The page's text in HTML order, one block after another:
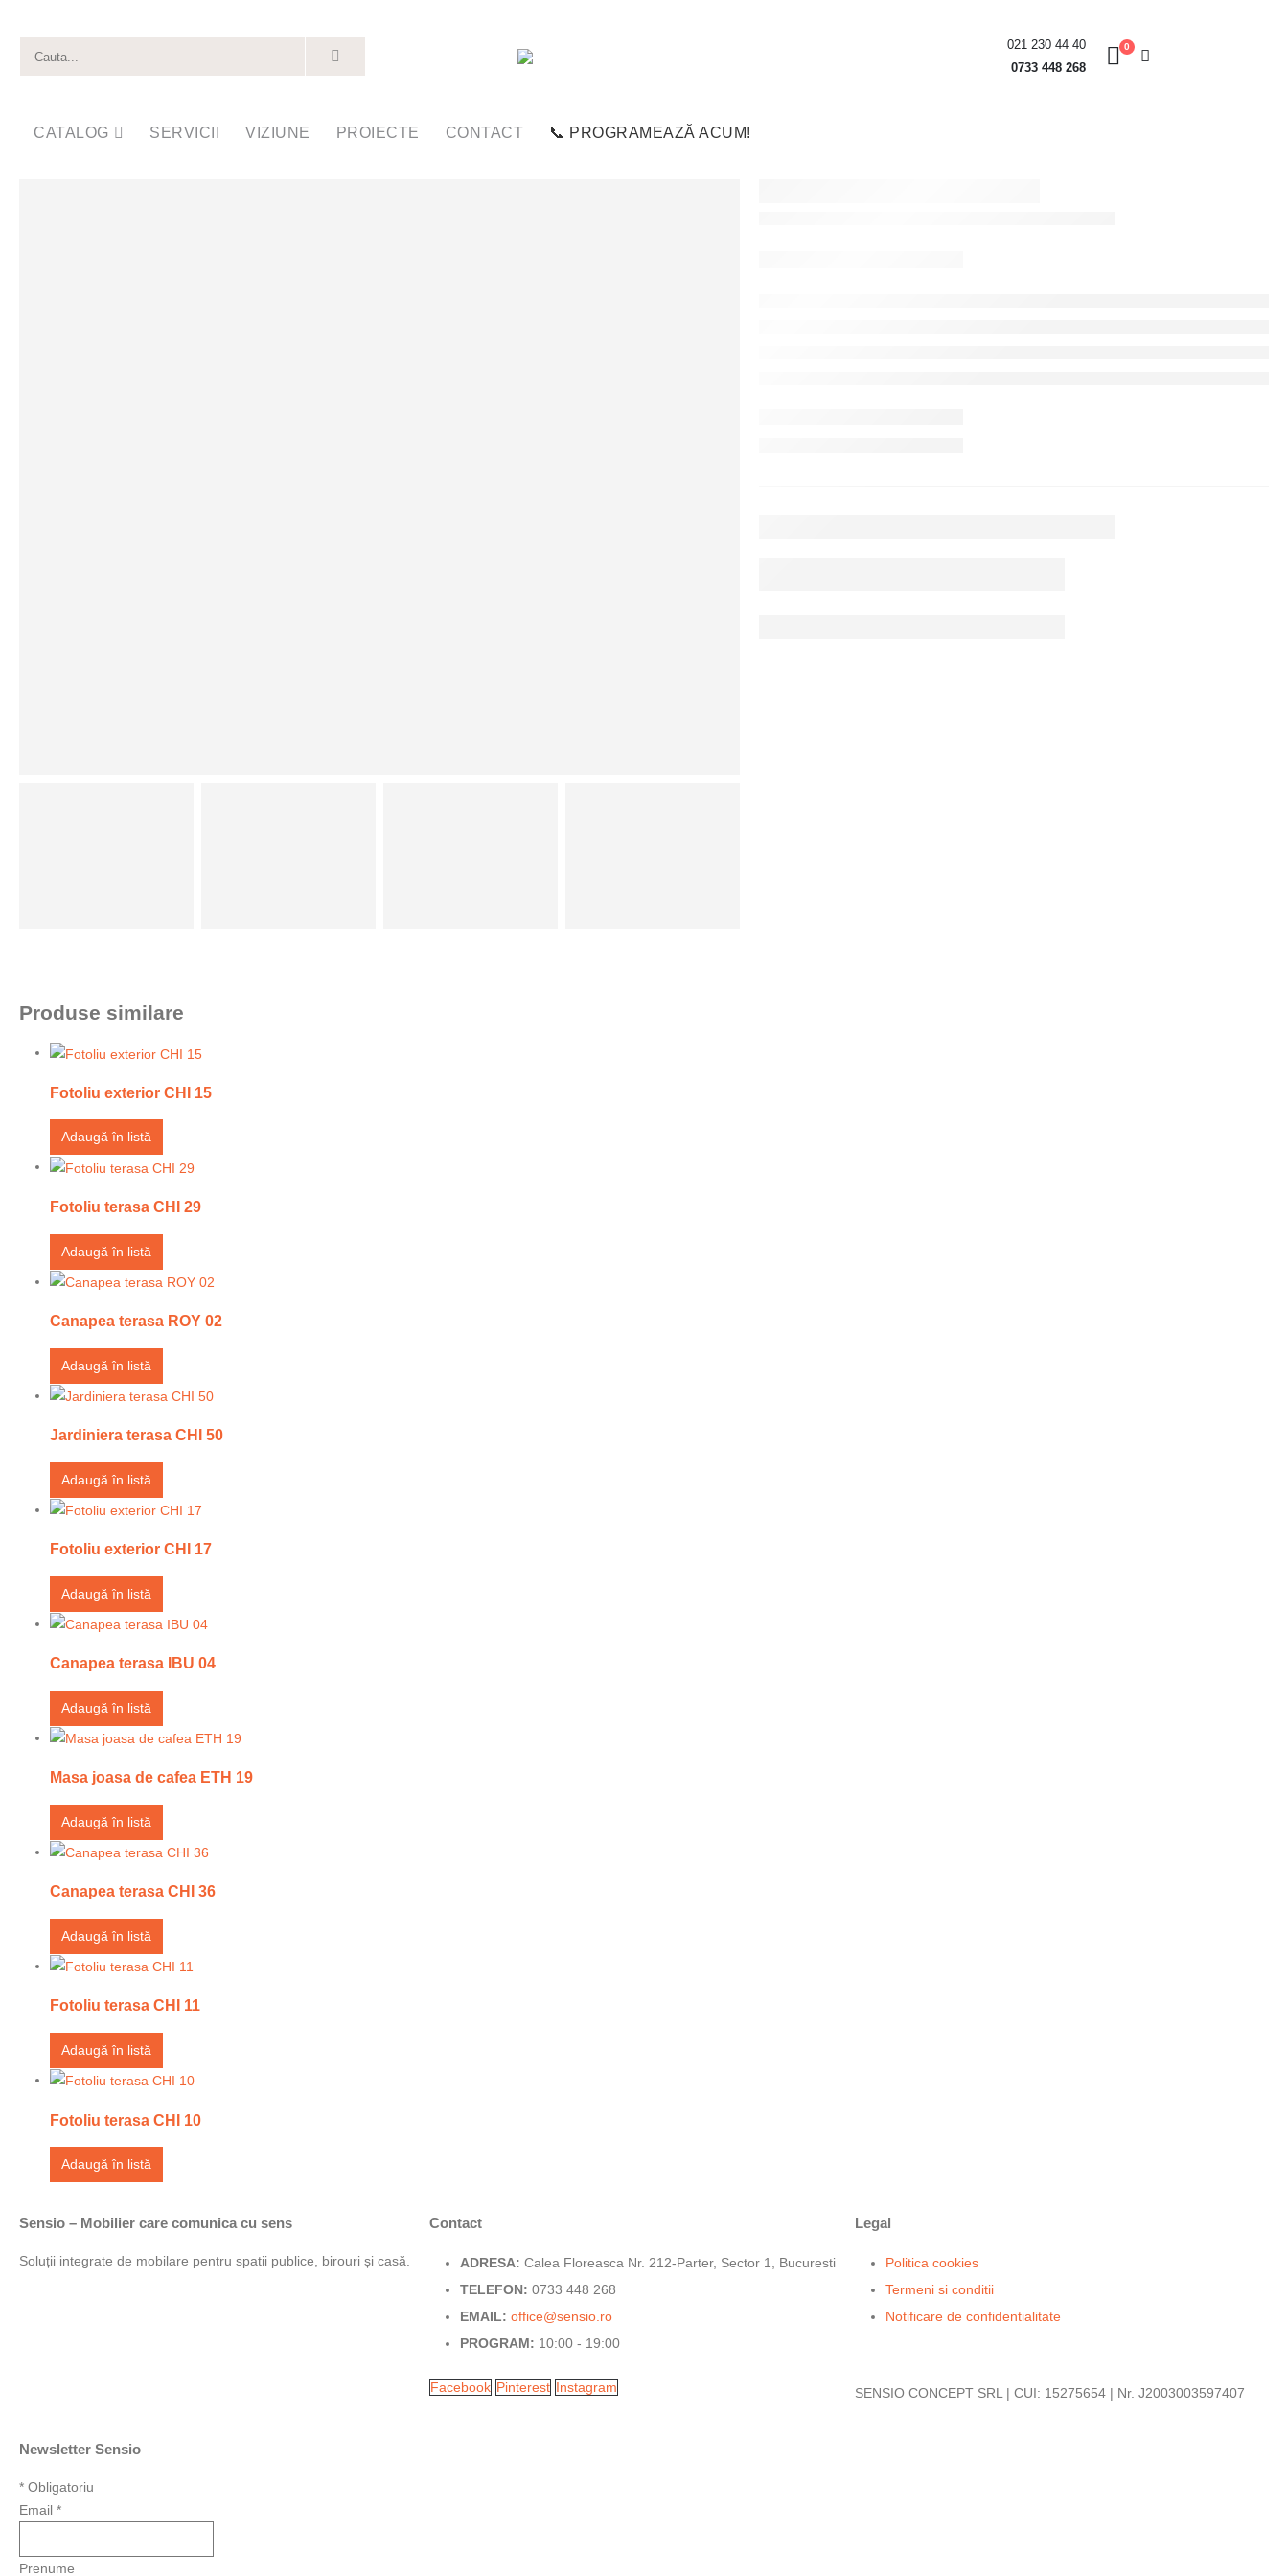
021 230 44 40
0733 448 268
0
CATALOG SERVICII VIZIUNE PROIECTE CONTACT 📞 PROGRAMEAZĂ ACUM!
Produse similare
Fotoliu exterior CHI 15
Adaugă în listă
Fotoliu terasa CHI 29
Adaugă în listă
Canapea terasa ROY 02
Adaugă în listă
Jardiniera terasa CHI 50
Adaugă în listă
Fotoliu exterior CHI 17
Adaugă în listă
Canapea terasa IBU 04
Adaugă în listă
Masa joasa de cafea ETH 19
Adaugă în listă
Canapea terasa CHI 36
Adaugă în listă
Fotoliu terasa CHI 11
Adaugă în listă
Fotoliu terasa CHI 10
Adaugă în listă
Sensio – Mobilier care comunica cu sens
Soluții integrate de mobilare pentru spatii publice, birouri și casă.
Contact
ADRESA: Calea Floreasca Nr. 212-Parter, Sector 1, Bucuresti
TELEFON: 0733 448 268
EMAIL: office@sensio.ro
PROGRAM: 10:00 - 19:00
Facebook Pinterest Instagram
Legal
Politica cookies
Termeni si conditii
Notificare de confidentialitate
SENSIO CONCEPT SRL | CUI: 15275654 | Nr. J2003003597407
Newsletter Sensio
* Obligatoriu
Email *
Prenume